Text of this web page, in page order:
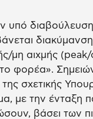
διαβούλευση
μη αιχμής
φορέα».
σχετικής
με την ένταξη
βάσει των